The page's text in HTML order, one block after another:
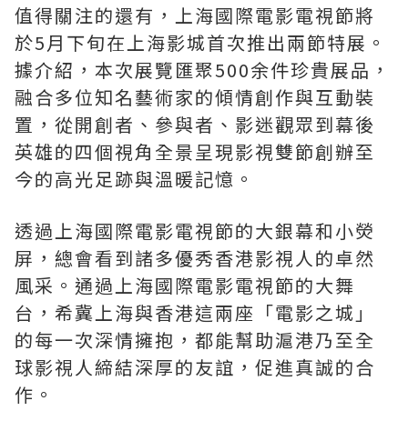
值得關注的還有，上海國際電影電視節將
於5月下旬在上海影城首次推出兩節特展。
據介紹，本次展覽匯聚500余件珍貴展品，
融合多位知名藝術家的傾情創作與互動裝
置，從開創者、參與者、影迷觀眾到幕後
英雄的四個視角全景呈現影視雙節創辦至
今的高光足跡與溫暖記憶。
透過上海國際電影電視節的大銀幕和小熒
屏，總會看到諸多優秀香港影視人的卓然
風采。通過上海國際電影電視節的大舞
台，希冀上海與香港這兩座 「電影之城 」
的每一次深情擁抱，都能幫助滬港乃至全
球影視人締結深厚的友誼，促進真誠的合
作。